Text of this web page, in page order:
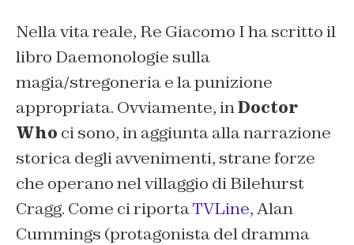
Nella vita reale, Re Giacomo I ha scritto il
libro Daemonologie sulla
magia/stregoneria e la punizione
appropriata. Ovviamente, inDoctor
Who ci sono, in aggiunta alla narrazione
storica degli avvenimenti, strane forze
che operano nel villaggio di Bilehurst
Cragg. Come ci riportaTVLine, Alan
Cummings (protagonista del dramma